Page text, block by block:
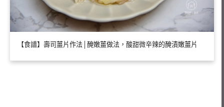
【食譜】壽司薑片作法│醃嫩薑做法，酸甜微辛辣的醃漬嫩薑片